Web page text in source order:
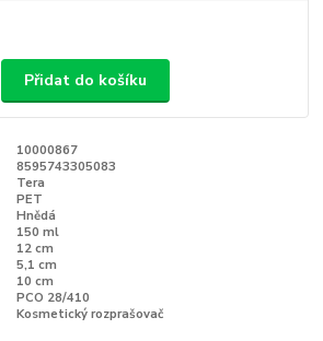
Přidat do košíku
10000867
8595743305083
Tera
PET
Hnědá
150 ml
12 cm
5,1 cm
10 cm
PCO 28/410
Kosmetický rozprašovač